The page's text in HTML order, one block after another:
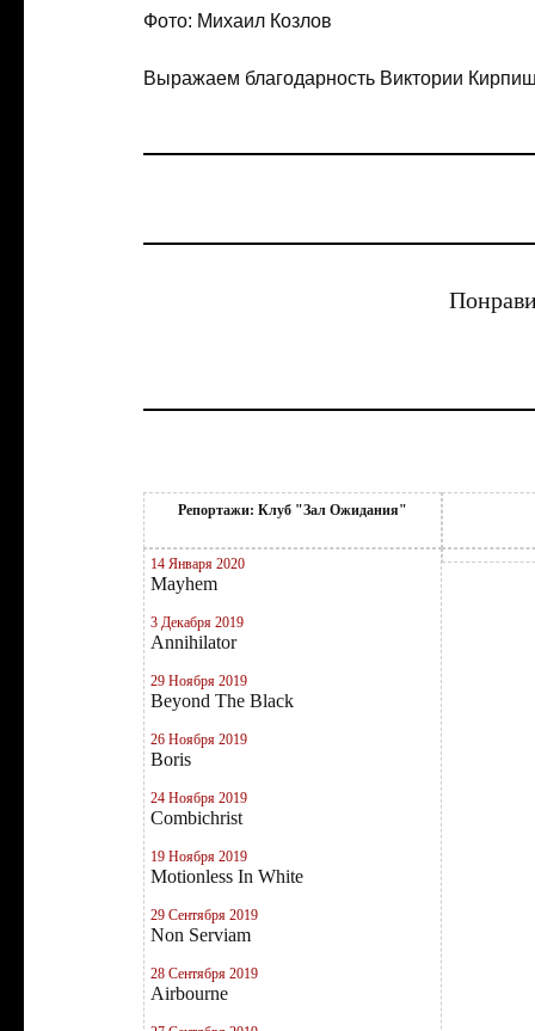
Фото: Михаил Козлов
Выражаем благодарность Виктории
Репортажи: Клуб "Зал Ожидания"
14 Января 2020
Mayhem
3 Декабря 2019
Annihilator
29 Ноября 2019
Beyond The Black
26 Ноября 2019
Boris
24 Ноября 2019
Combichrist
19 Ноября 2019
Motionless In White
29 Сентября 2019
Non Serviam
28 Сентября 2019
Airbourne